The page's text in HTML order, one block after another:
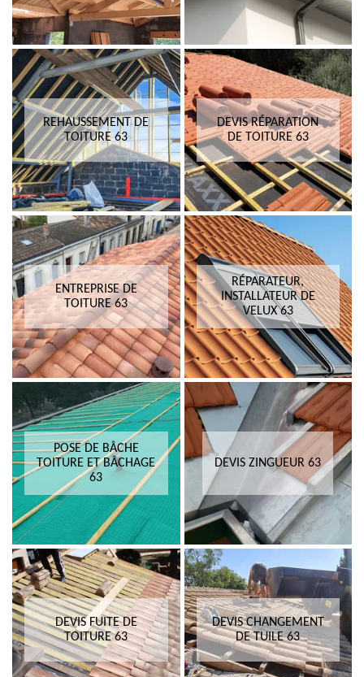
REHAUSSEMENT DE
TOITURE 63
DEVIS RÉPARATION
DE TOITURE 63
ENTREPRISE DE
TOITURE 63
RÉPARATEUR,
INSTALLATEUR DE
VELUX 63
POSE DE BÂCHE
TOITURE ET BÂCHAGE
63
DEVIS ZINGUEUR 63
DEVIS FUITE DE
TOITURE 63
DEVIS CHANGEMENT
DE TUILE 63